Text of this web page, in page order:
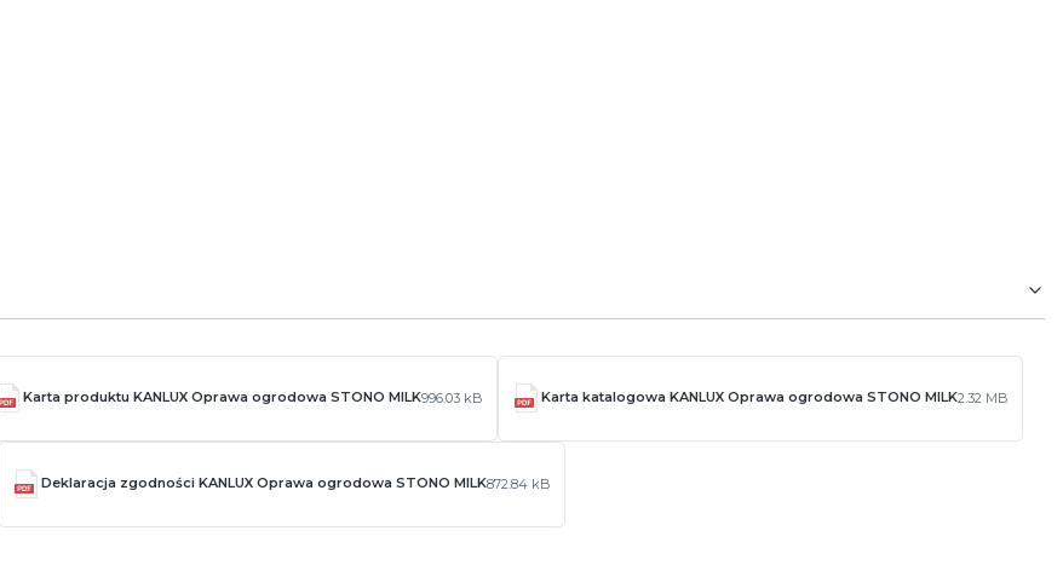
Karta produktu KANLUX Oprawa ogrodowa STONO MILK996.03 kB Karta katalogowa KANLUX Oprawa ogrodowa STONO MILK2.32 MB
Deklaracja zgodności KANLUX Oprawa ogrodowa STONO MILK872.84 kB